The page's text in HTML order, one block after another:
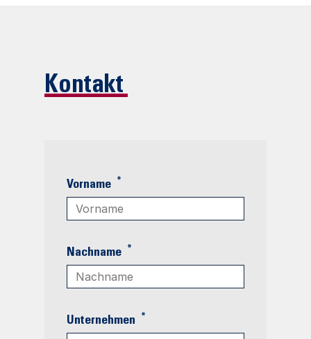
Kontakt
Vorname *
Nachname *
Unternehmen *